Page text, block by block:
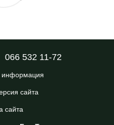
066 532 11-72
информация
сайта
сайта